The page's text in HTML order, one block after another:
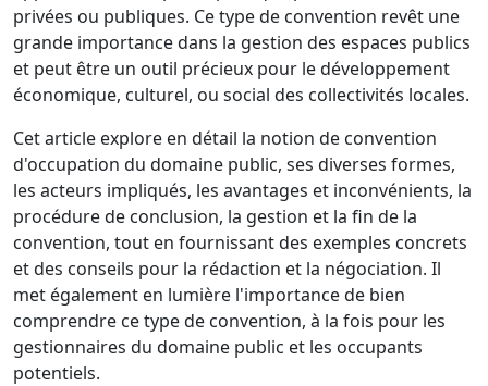
privées ou publiques. Ce type de convention revêt une
grande importance dans la gestion des espaces publics
et peut être un outil précieux pour le développement
économique, culturel, ou social des collectivités locales.
Cet article explore en détail la notion de convention
d'occupation du domaine public, ses diverses formes,
les acteurs impliqués, les avantages et inconvénients, la
procédure de conclusion, la gestion et la fin de la
convention, tout en fournissant des exemples concrets
et des conseils pour la rédaction et la négociation. Il
met également en lumière l'importance de bien
comprendre ce type de convention, à la fois pour les
gestionnaires du domaine public et les occupants
potentiels.